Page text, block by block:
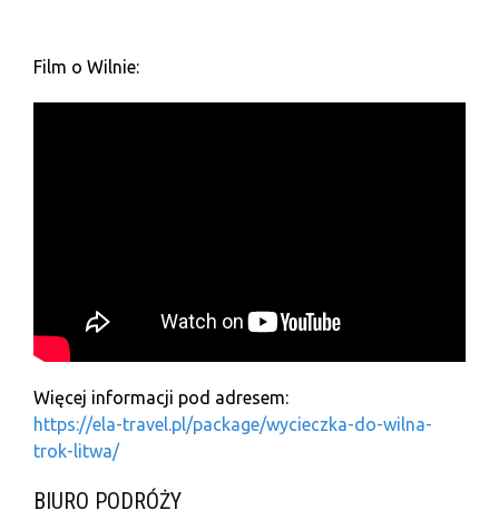
Film o Wilnie:
Więcej informacji pod adresem:
https://ela-travel.pl/package/wycieczka-do-wilna-
trok-litwa/
BIURO PODRÓŻY